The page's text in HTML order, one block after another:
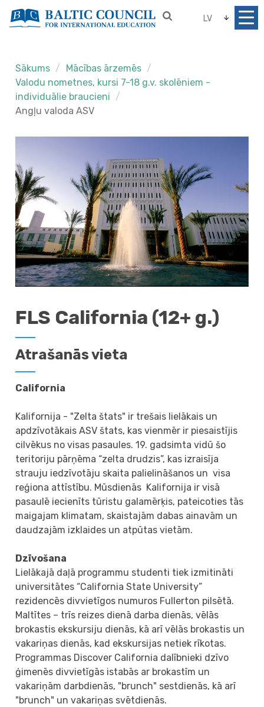
LV
Sākums
Mācības ārzemēs
Valodu nometnes, kursi 7-18 g.v. skolēniem -
individuālie braucieni
Angļu valoda ASV
FLS California (12+ g.)
Atrašanās vieta
California
Kalifornija - "Zelta štats" ir trešais lielākais un
apdzīvotākais ASV štats, kas vienmēr ir piesaistījis
cilvēkus no visas pasaules. 19. gadsimta vidū šo
teritoriju pārņēma “zelta drudzis”, kas izraisīja
strauju iedzīvotāju skaita palielināšanos un visa
reģiona attīstību. Mūsdienās Kalifornija ir visā
pasaulē iecienīts tūristu galamērķis, pateicoties tās
maigajam klimatam, skaistajām dabas ainavām un
daudzajām izklaides un atpūtas vietām.
Dzīvošana
Lielākajā daļā programmu studenti tiek izmitināti
universitātes “Сalifornia State University”
rezidencēs divvietīgos numuros Fullerton pilsētā.
Maltītes – trīs reizes dienā darba dienās, vēlās
brokastis ekskursiju dienās, kā arī vēlās brokastis un
vakariņas dienās, kad ekskursijas netiek rīkotas.
Programmas Discover California dalībnieki dzīvo
ģimenēs divvietīgās istabās ar brokastīm un
vakariņām darbdienās, "brunch" sestdienās, kā arī
"brunch" un vakariņas svētdienās.